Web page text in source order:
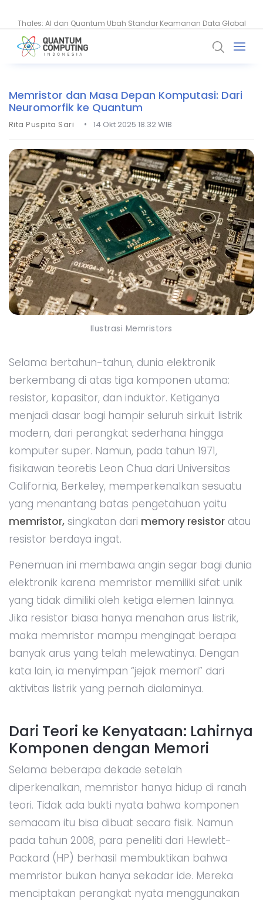
BSSN Dorong Industri Siber Nasional Hadapi Ancaman AI dan
Memristor dan Masa Depan Komputasi: Dari
Neuromorfik ke Quantum
Rita Puspita Sari • 14 Okt 2025 18.32 WIB
Ilustrasi Memristors
Selama bertahun-tahun, dunia elektronik
berkembang di atas tiga komponen utama:
resistor, kapasitor, dan induktor. Ketiganya
menjadi dasar bagi hampir seluruh sirkuit listrik
modern, dari perangkat sederhana hingga
komputer super. Namun, pada tahun 1971,
fisikawan teoretis Leon Chua dari Universitas
California, Berkeley, memperkenalkan sesuatu
yang menantang batas pengetahuan yaitu
memristor, singkatan dari memory resistor atau
resistor berdaya ingat.
Penemuan ini membawa angin segar bagi dunia
elektronik karena memristor memiliki sifat unik
yang tidak dimiliki oleh ketiga elemen lainnya.
Jika resistor biasa hanya menahan arus listrik,
maka memristor mampu mengingat berapa
banyak arus yang telah melewatinya. Dengan
kata lain, ia menyimpan “jejak memori” dari
aktivitas listrik yang pernah dialaminya.
Dari Teori ke Kenyataan: Lahirnya
Komponen dengan Memori
Selama beberapa dekade setelah
diperkenalkan, memristor hanya hidup di ranah
teori. Tidak ada bukti nyata bahwa komponen
semacam itu bisa dibuat secara fisik. Namun
pada tahun 2008, para peneliti dari Hewlett-
Packard (HP) berhasil membuktikan bahwa
memristor bukan hanya sekadar ide. Mereka
menciptakan perangkat nyata menggunakan